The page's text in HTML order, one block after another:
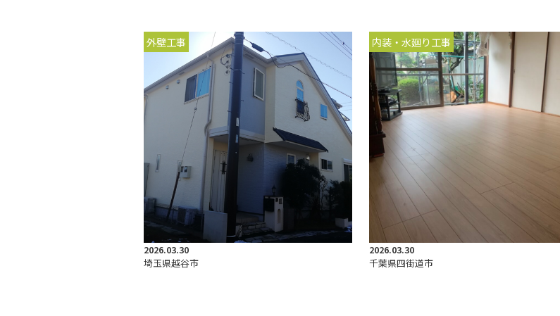
外壁工事
2026.03.30
埼玉県越谷市
内装・水廻り工事
2026.03.30
千葉県四街道市